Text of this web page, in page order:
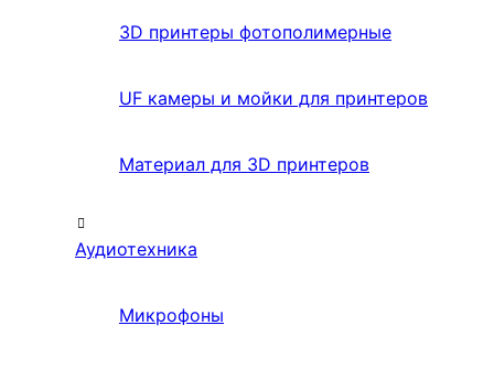
3D принтеры фотополимерные
UF камеры и мойки для принтеров
Материал для 3D принтеров
Аудиотехника
Микрофоны